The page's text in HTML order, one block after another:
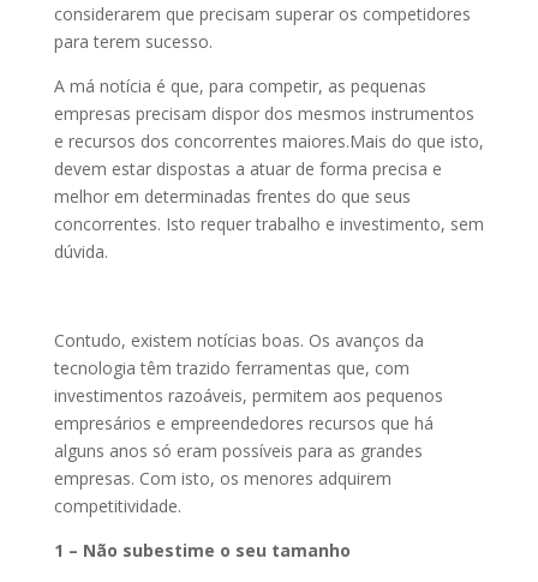
considerarem que precisam superar os competidores
para terem sucesso.
A má notícia é que, para competir, as pequenas
empresas precisam dispor dos mesmos instrumentos
e recursos dos concorrentes maiores.Mais do que isto,
devem estar dispostas a atuar de forma precisa e
melhor em determinadas frentes do que seus
concorrentes. Isto requer trabalho e investimento, sem
dúvida.
Contudo, existem notícias boas. Os avanços da
tecnologia têm trazido ferramentas que, com
investimentos razoáveis, permitem aos pequenos
empresários e empreendedores recursos que há
alguns anos só eram possíveis para as grandes
empresas. Com isto, os menores adquirem
competitividade.
1 – Não subestime o seu tamanho